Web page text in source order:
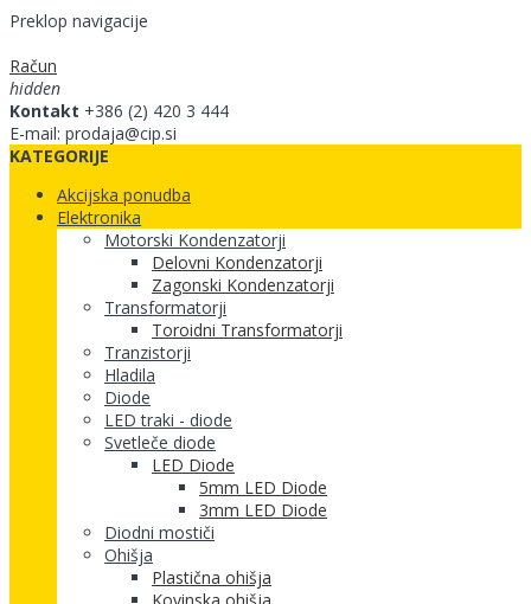
Preklop navigacije
Račun
hidden
Kontakt +386 (2) 420 3 444
E-mail: prodaja@cip.si
KATEGORIJE
Akcijska ponudba
Elektronika
Motorski Kondenzatorji
Delovni Kondenzatorji
Zagonski Kondenzatorji
Transformatorji
Toroidni Transformatorji
Tranzistorji
Hladila
Diode
LED traki - diode
Svetleče diode
LED Diode
5mm LED Diode
3mm LED Diode
Diodni mostiči
Ohišja
Plastična ohišja